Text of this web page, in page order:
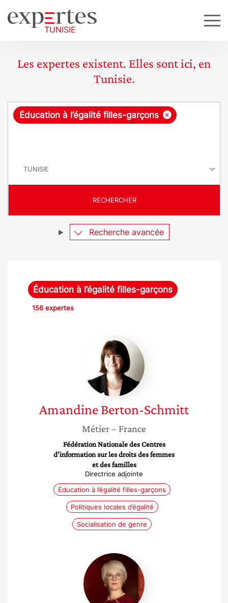
Les expertes existent. Elles sont ici, en
Tunisie.
R
ê
e
×
Éducation à l’égalité filles-garçons
RECHERCHER
Recherche avancée
Éducation à l’égalité filles-garçons
156 expertes
Amandine
Berton-
Schmitt
AmandineBerton-Schmitt
Métier– France
Fédération Nationale des Centres
d’information sur les droits des femmes
et des familles
Directrice adjointe
Éducation à l’égalité filles-garçons
Politiques locales d’égalité
Socialisation de genre
Laurence
Faron